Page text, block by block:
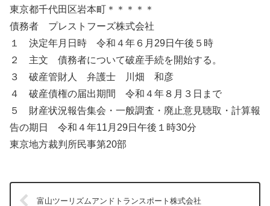
東京都千代田区岩本町＊＊＊＊＊
債務者 プレストフーズ株式会社
１ 決定年月日時 令和４年６月29日午後５時
２ 主文 債務者について破産手続を開始する。
３ 破産管財人 弁護士 川畑 和彦
４ 破産債権の届出期間 令和４年８月３日まで
５ 財産状況報告集会・一般調査・廃止意見聴取・計算報
告の期日 令和４年11月29日午後１時30分
東京地方裁判所民事第20部
富山ツーリズムアンドトランスポート株式会社